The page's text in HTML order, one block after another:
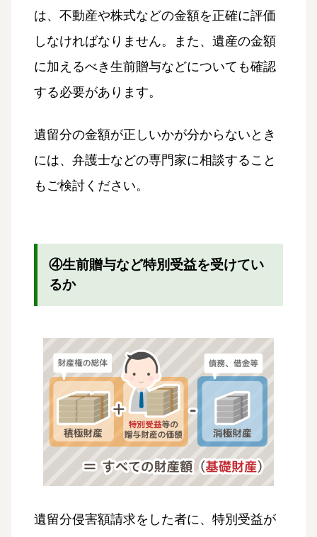
は、不動産や株式などの金額を正確に評価
しなければなりません。また、遺産の金額
に加えるべき生前贈与などについても確認
する必要があります。
遺留分の金額が正しいかが分からないとき
には、弁護士などの専門家に相談すること
もご検討ください。
④生前贈与など特別受益を受けてい
るか
遺留分侵害額請求をした者に、特別受益が